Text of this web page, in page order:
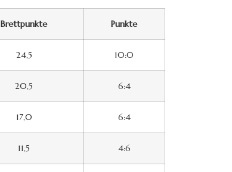
Brettpunkte Punkte
24,5 10:0
20,5 6:4
17,0 6:4
11,5 4:6